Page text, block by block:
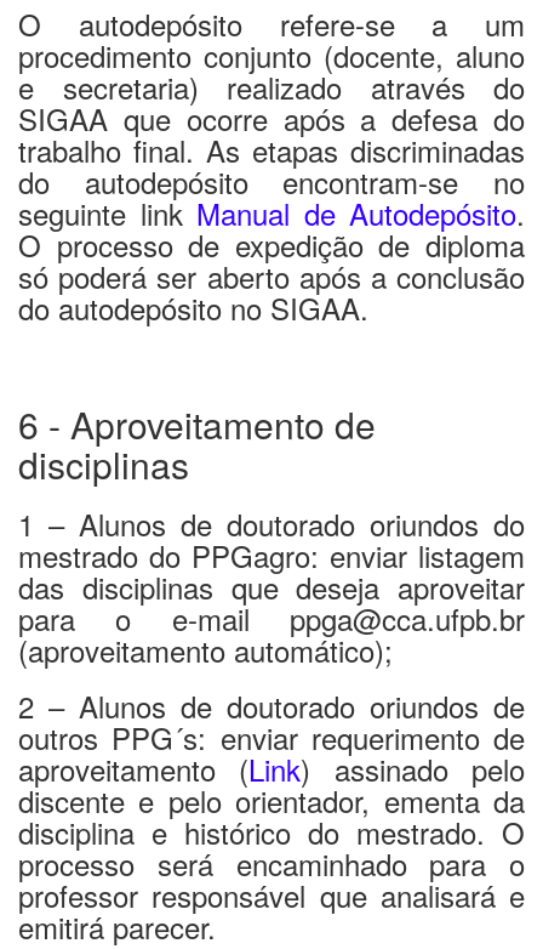
O autodepósito refere-se a um
procedimento conjunto (docente, aluno
e secretaria) realizado através do
SIGAA que ocorre após a defesa do
trabalho final. As etapas discriminadas
do autodepósito encontram-se no
seguinte link Manual de Autodepósito.
O processo de expedição de diploma
só poderá ser aberto após a conclusão
do autodepósito no SIGAA.
6 - Aproveitamento de
disciplinas
1 – Alunos de doutorado oriundos do
mestrado do PPGagro: enviar listagem
das disciplinas que deseja aproveitar
para o e-mail ppga@cca.ufpb.br
(aproveitamento automático);
2 – Alunos de doutorado oriundos de
outros PPG´s: enviar requerimento de
aproveitamento (Link) assinado pelo
discente e pelo orientador, ementa da
disciplina e histórico do mestrado. O
processo será encaminhado para o
professor responsável que analisará e
emitirá parecer.